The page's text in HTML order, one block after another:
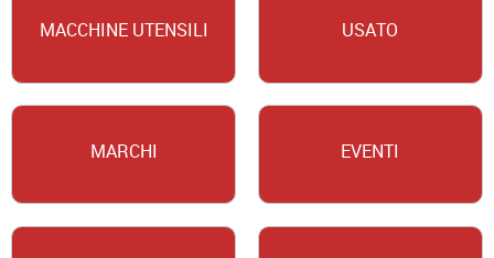
MACCHINE UTENSILI USATO
MARCHI EVENTI